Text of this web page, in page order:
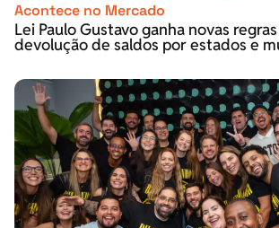
Acontece no Mercado
Lei Paulo Gustavo ganha novas
devolução de saldos por estados e